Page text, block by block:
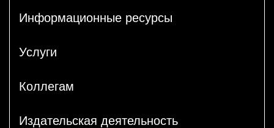
Информационные ресурсы
Услуги
Коллегам
Издательская деятельность